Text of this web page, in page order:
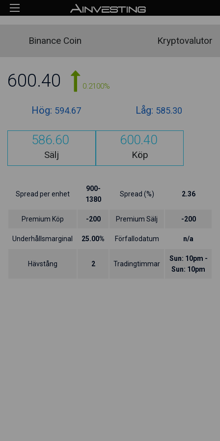
Binance Coin Kryptovalutor
600.40 0.2100%
Hög: 594.67 Låg: 585.30
586.60
Sälj
600.40
Köp
Spread per enhet
900-
1380
Spread (%) 2.36
Premium Köp -200 Premium Sälj -200
Underhållsmarginal 25.00% Förfallodatum n/a
Hävstång 2 Tradingtimmar
Sun: 10pm -
Sun: 10pm